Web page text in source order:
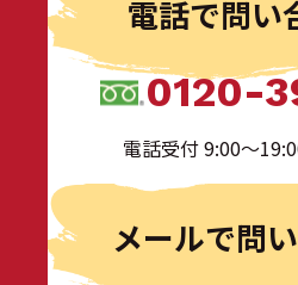
電話で問い
0120-
電話受付 9:00〜
メールで問